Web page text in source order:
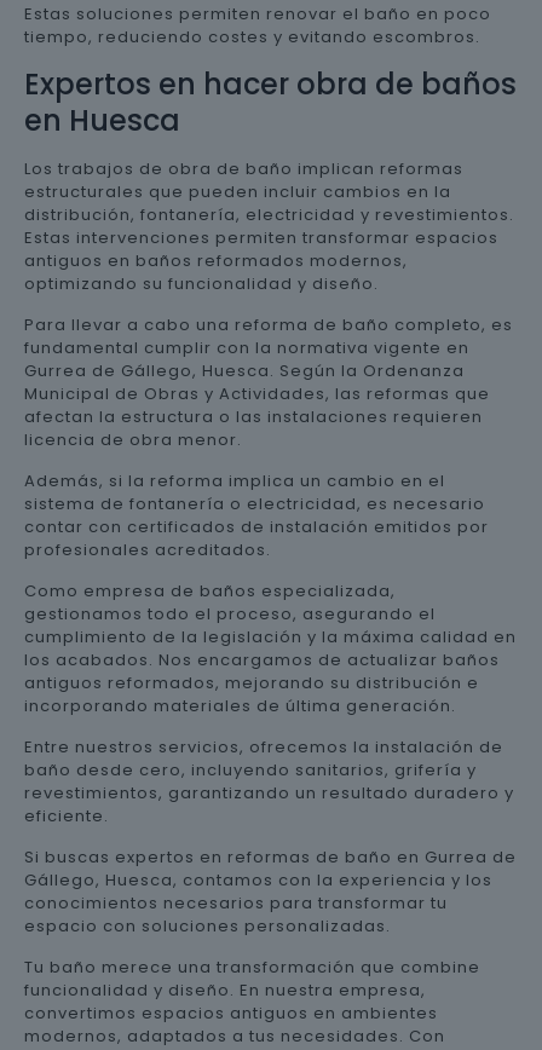
Estas soluciones permiten renovar el baño en poco
tiempo, reduciendo costes y evitando escombros.
Expertos en hacer obra de baños
en Huesca
Los trabajos de obra de baño implican reformas
estructurales que pueden incluir cambios en la
distribución, fontanería, electricidad y revestimientos.
Estas intervenciones permiten transformar espacios
antiguos en baños reformados modernos,
optimizando su funcionalidad y diseño.
Para llevar a cabo una reforma de baño completo, es
fundamental cumplir con la normativa vigente en
Gurrea de Gállego, Huesca. Según la Ordenanza
Municipal de Obras y Actividades, las reformas que
afectan la estructura o las instalaciones requieren
licencia de obra menor.
Además, si la reforma implica un cambio en el
sistema de fontanería o electricidad, es necesario
contar con certificados de instalación emitidos por
profesionales acreditados.
Como empresa de baños especializada,
gestionamos todo el proceso, asegurando el
cumplimiento de la legislación y la máxima calidad en
los acabados. Nos encargamos de actualizar baños
antiguos reformados, mejorando su distribución e
incorporando materiales de última generación.
Entre nuestros servicios, ofrecemos la instalación de
baño desde cero, incluyendo sanitarios, grifería y
revestimientos, garantizando un resultado duradero y
eficiente.
Si buscas expertos en reformas de baño en Gurrea de
Gállego, Huesca, contamos con la experiencia y los
conocimientos necesarios para transformar tu
espacio con soluciones personalizadas.
Tu baño merece una transformación que combine
funcionalidad y diseño. En nuestra empresa,
convertimos espacios antiguos en ambientes
modernos, adaptados a tus necesidades. Con